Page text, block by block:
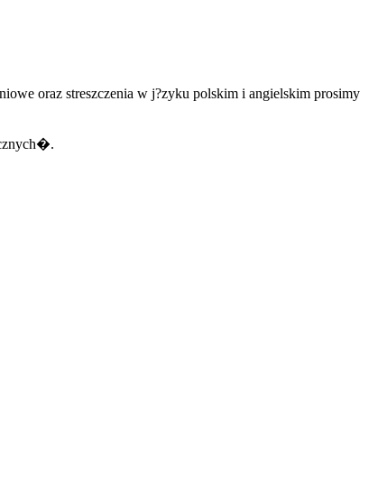
oraz streszczenia w j?zyku polskim i angielskim prosimy